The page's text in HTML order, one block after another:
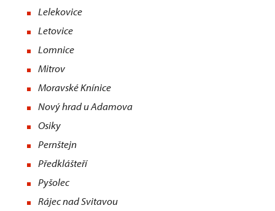
Lelekovice
Letovice
Lomnice
Mitrov
Moravské Knínice
Nový hrad u Adamova
Osiky
Pernštejn
Předklášteří
Pyšolec
Rájec nad Svitavou